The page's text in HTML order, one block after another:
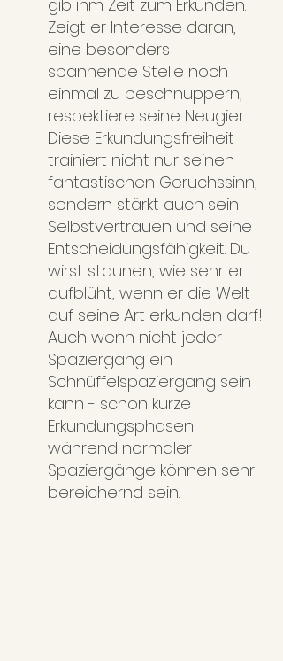
gib ihm Zeit zum Erkunden.
Zeigt er Interesse daran,
eine besonders
spannende Stelle noch
einmal zu beschnuppern,
respektiere seine Neugier.
Diese Erkundungsfreiheit
trainiert nicht nur seinen
fantastischen Geruchssinn,
sondern stärkt auch sein
Selbstvertrauen und seine
Entscheidungsfähigkeit. Du
wirst staunen, wie sehr er
aufblüht, wenn er die Welt
auf seine Art erkunden darf!
Auch wenn nicht jeder
Spaziergang ein
Schnüffelspaziergang sein
kann - schon kurze
Erkundungsphasen
während normaler
Spaziergänge können sehr
bereichernd sein.